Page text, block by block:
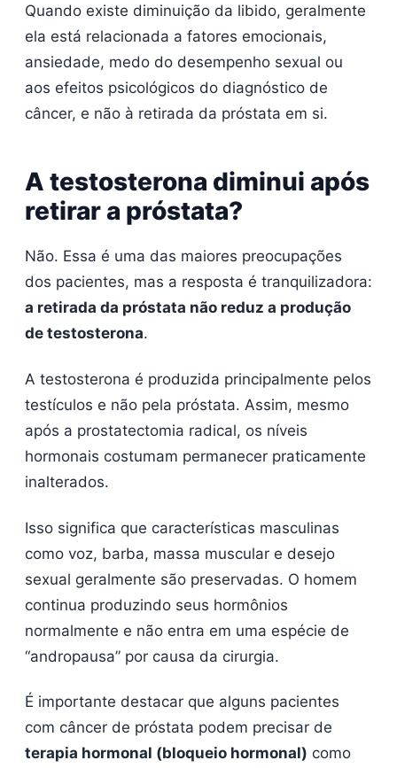
Quando existe diminuição da libido, geralmente
ela está relacionada a fatores emocionais,
ansiedade, medo do desempenho sexual ou
aos efeitos psicológicos do diagnóstico de
câncer, e não à retirada da próstata em si.
A testosterona diminui após
retirar a próstata?
Não. Essa é uma das maiores preocupações
dos pacientes, mas a resposta é tranquilizadora:
a retirada da próstata não reduz a produção
de testosterona.
A testosterona é produzida principalmente pelos
testículos e não pela próstata. Assim, mesmo
após a prostatectomia radical, os níveis
hormonais costumam permanecer praticamente
inalterados.
Isso significa que características masculinas
como voz, barba, massa muscular e desejo
sexual geralmente são preservadas. O homem
continua produzindo seus hormônios
normalmente e não entra em uma espécie de
“andropausa” por causa da cirurgia.
É importante destacar que alguns pacientes
com câncer de próstata podem precisar de
terapia hormonal (bloqueio hormonal) como